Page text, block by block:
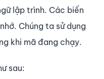
lập trình. Các biến
Chúng ta sử dụng
khi mã đang chạy.
sau: